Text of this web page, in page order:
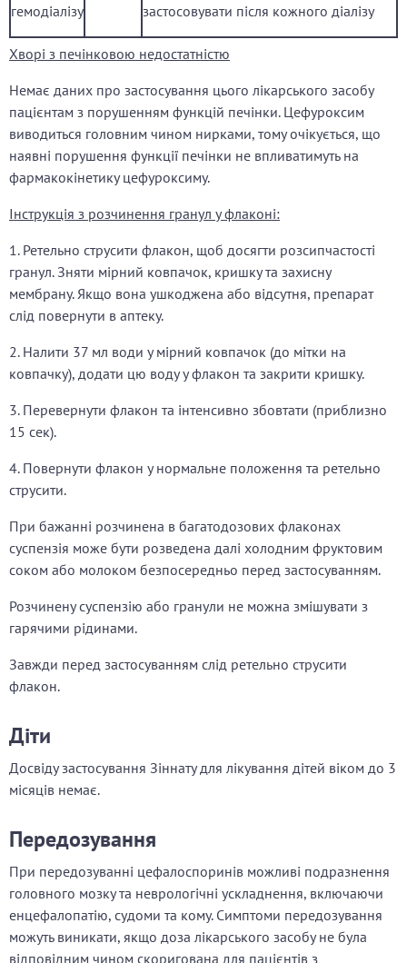
гемодіалізу
застосовувати після кожного діалізу
Хворі з печінковою недостатністю
Немає даних про застосування цього лікарського засобу
пацієнтам з порушенням функцій печінки. Цефуроксим
виводиться головним чином нирками, тому очікується, що
наявні порушення функції печінки не впливатимуть на
фармакокінетику цефуроксиму.
Інструкція з розчинення гранул у флаконі:
1. Ретельно струсити флакон, щоб досягти розсипчастості
гранул. Зняти мірний ковпачок, кришку та захисну
мембрану. Якщо вона ушкоджена або відсутня, препарат
слід повернути в аптеку.
2. Налити 37 мл води у мірний ковпачок (до мітки на
ковпачку), додати цю воду у флакон та закрити кришку.
3. Перевернути флакон та інтенсивно збовтати (приблизно
15 сек).
4. Повернути флакон у нормальне положення та ретельно
струсити.
При бажанні розчинена в багатодозових флаконах
суспензія може бути розведена далі холодним фруктовим
соком або молоком безпосередньо перед застосуванням.
Розчинену суспензію або гранули не можна змішувати з
гарячими рідинами.
Завжди перед застосуванням слід ретельно струсити
флакон.
Діти
Досвіду застосування Зіннату для лікування дітей віком до 3
місяців немає.
Передозування
При передозуванні цефалоспоринів можливі подразнення
головного мозку та неврологічні ускладнення, включаючи
енцефалопатію, судоми та кому. Симптоми передозування
можуть виникати, якщо доза лікарського засобу не була
відповідним чином скоригована для пацієнтів з